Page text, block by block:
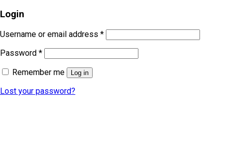
Login
Username or email address *
Password *
Remember me
Log in
Lost your password?